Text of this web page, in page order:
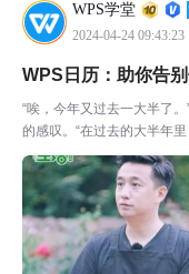
WPS学堂
2024-04-24 09:43:23
WPS日历：助你告
“唉，今年又过去一大半了
的感叹。“在过去的大半年
更低效，常常无法处理好各
作低效，逐渐影响到日常生